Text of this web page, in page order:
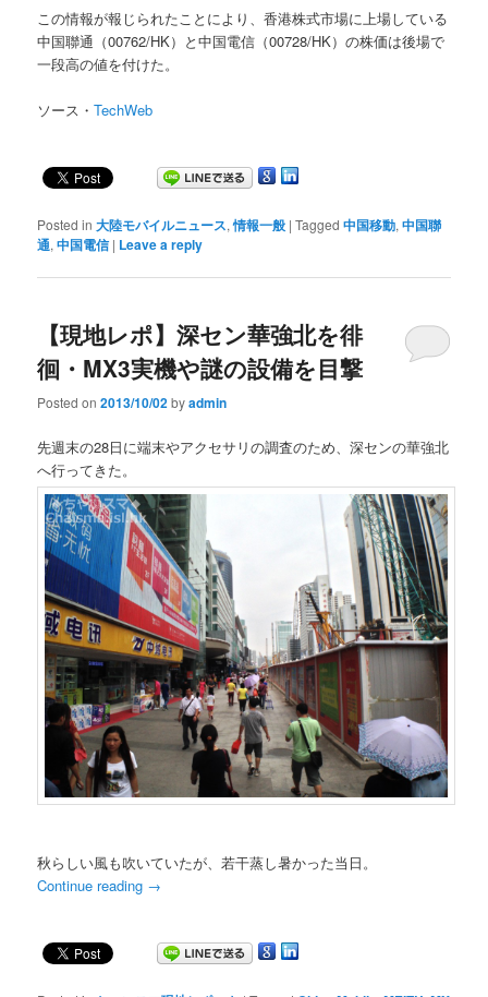
この情報が報じられたことにより、香港株式市場に上場している
中国聯通（00762/HK）と中国電信（00728/HK）の株価は後場で
一段高の値を付けた。
ソース・TechWeb
Posted in 大陸モバイルニュース,情報一般 |Tagged 中国移動,中国聯
通,中国電信 | Leave a reply
【現地レポ】深セン華強北を徘
徊・MX3実機や謎の設備を目撃
Posted on2013/10/02byadmin
先週末の28日に端末やアクセサリの調査のため、深センの華強北
へ行ってきた。
秋らしい風も吹いていたが、若干蒸し暑かった当日。
Continue reading →